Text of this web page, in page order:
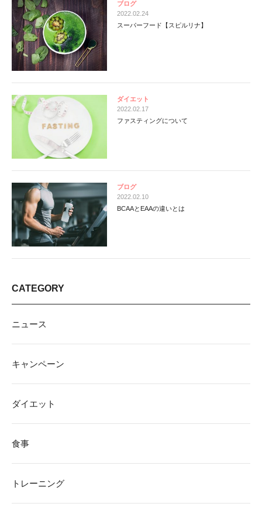
ブログ
2022.02.24
スーパーフード【スピルリナ】
ダイエット
2022.02.17
ファスティングについて
ブログ
2022.02.10
BCAAとEAAの違いとは
CATEGORY
ニュース
キャンペーン
ダイエット
食事
トレーニング